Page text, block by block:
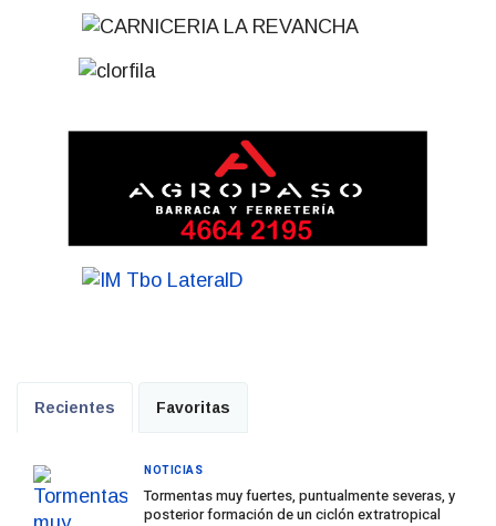
Recientes Favoritas
Tormentas muy fuertes, puntualmente severas, y
posterior formación de un ciclón extratropical
NOTICIAS